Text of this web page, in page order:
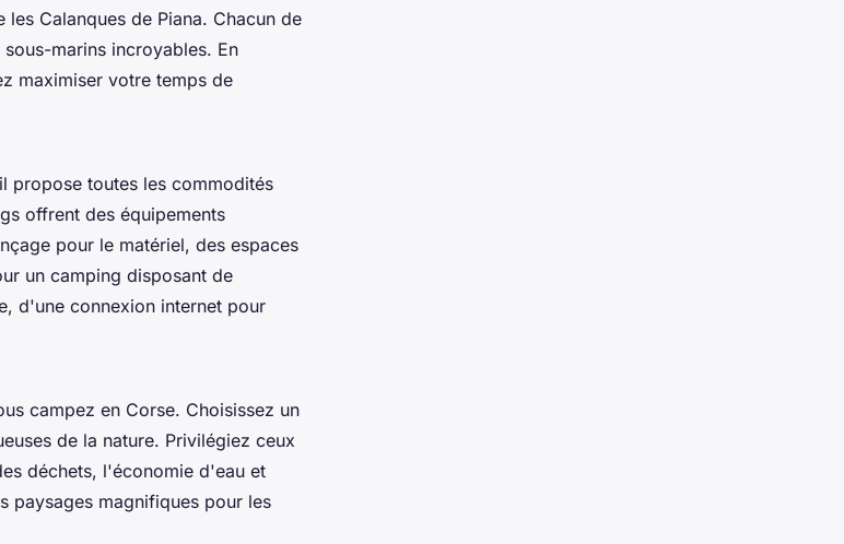
les Calanques de Piana. Chacun de
marins incroyables. En
maximiser votre temps de
propose toutes les commodités
offrent des équipements
pour le matériel, des espaces
un camping disposant de
d'une connexion internet pour
campez en Corse. Choisissez un
de la nature. Privilégiez ceux
déchets, l'économie d'eau et
paysages magnifiques pour les